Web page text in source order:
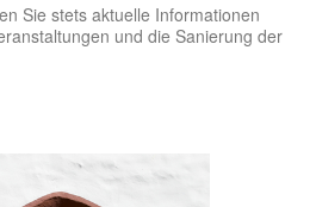
Sie stets aktuelle Informationen
und die Sanierung der